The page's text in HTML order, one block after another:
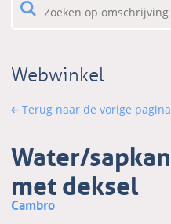
naar
Webwinkel
Terug naar de vorige pagina
Water/sapkan
met deksel
Cambro